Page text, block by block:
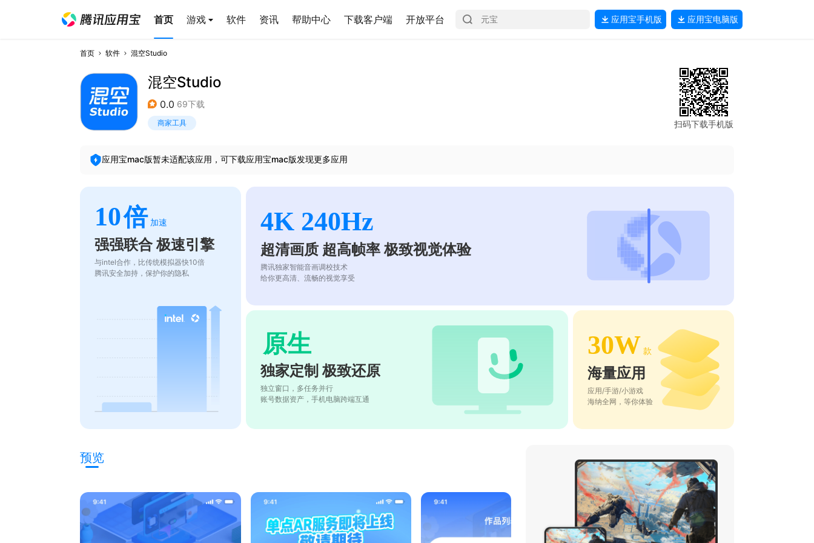
首页 游戏 软件 资讯 帮助中心 下载客户端 开放平台 应用宝手机版 应用宝电脑版
首页 软件 混空Studio
混空Studio
0.0 69下载
商家工具 扫码下载手机版
应用宝mac版暂未适配该应用，可下载应用宝mac版发现更多应用
10倍 加速
强强联合 极速引擎
与intel合作，比传统模拟器快10倍
腾讯安全加持，保护你的隐私
4K 240Hz
超清画质 超高帧率 极致视觉体验
腾讯独家智能音画调校技术
给你更高清、流畅的视觉享受
原生
独家定制 极致还原
独立窗口，多任务并行
账号数据资产，手机电脑跨端互通
30W 款
海量应用
应用/手游/小游戏
海纳全网，等你体验
预览